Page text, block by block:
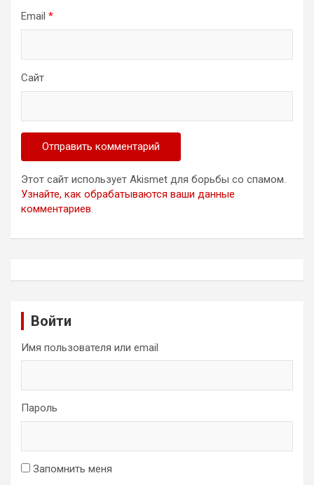
Email *
Сайт
Этот сайт использует Akismet для борьбы со спамом.
Узнайте, как обрабатываются ваши данные
комментариев.
Войти
Имя пользователя или email
Пароль
Запомнить меня